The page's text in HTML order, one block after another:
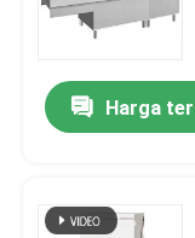
Harga